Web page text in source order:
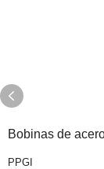
Bobinas de
PPGI